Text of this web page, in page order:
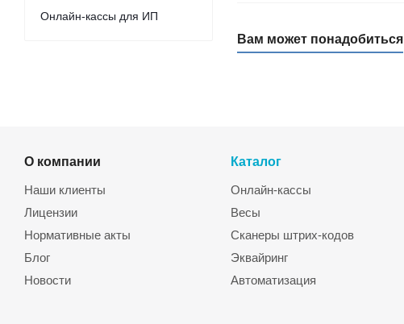
Вам может понадобиться
Онлайн-кассы для ИП
О компании
Наши клиенты
Лицензии
Нормативные акты
Блог
Новости
Каталог
Онлайн-кассы
Весы
Сканеры штрих-кодов
Эквайринг
Автоматизация